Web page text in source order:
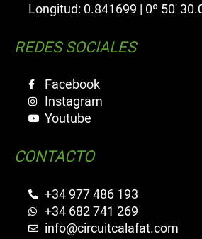
Longitud: 0.841699 | 0º 50'
REDES SOCIALES
Facebook
Instagram
Youtube
CONTACTO
+34 977 486 193
+34 682 741 269
info@circuitcalafat.com